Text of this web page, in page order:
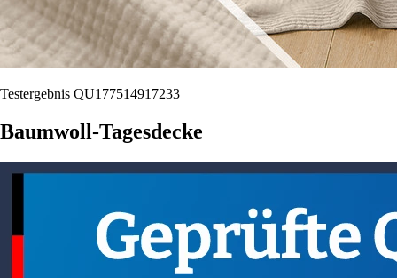
Testergebnis QU177514917233
Baumwoll-Tagesdecke